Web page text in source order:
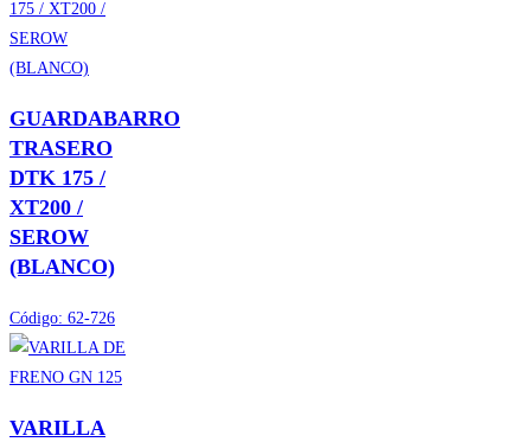
GUARDABARRO
TRASERO
DTK 175 /
XT200 /
SEROW
(BLANCO)
Código: 62-726
VARILLA